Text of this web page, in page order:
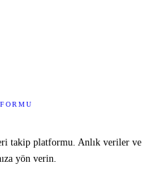
takip platformu. Anlık veriler ve
yön verin.